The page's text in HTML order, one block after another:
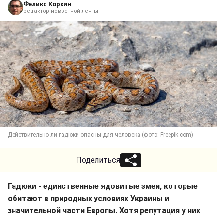
Феликс Коркин
редактор новостной ленты
Действительно ли гадюки опасны для человека (фото: Freepik.com)
Поделиться
Гадюки - единственные ядовитые змеи, которые
обитают в природных условиях Украины и
значительной части Европы. Хотя репутация у них